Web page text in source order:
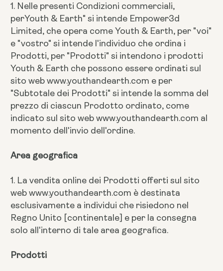
1. Nelle presenti Condizioni commerciali,
perYouth & Earth" si intende Empower3d
Limited, che opera come Youth & Earth, per "voi"
e "vostro" si intende l'individuo che ordina i
Prodotti, per "Prodotti" si intendono i prodotti
Youth & Earth che possono essere ordinati sul
sito web www.youthandearth.com e per
"Subtotale dei Prodotti" si intende la somma del
prezzo di ciascun Prodotto ordinato, come
indicato sul sito web www.youthandearth.com al
momento dell'invio dell'ordine.
Area geografica
1. La vendita online dei Prodotti offerti sul sito
web www.youthandearth.com è destinata
esclusivamente a individui che risiedono nel
Regno Unito [continentale] e per la consegna
solo all'interno di tale area geografica.
Prodotti